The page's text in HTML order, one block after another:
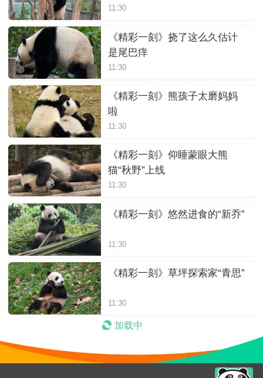
11:30
《精彩一刻》挠了这么久估计
是尾巴痒
11:30
《精彩一刻》熊孩子太磨妈妈
啦
11:30
《精彩一刻》仰睡蒙眼大熊
猫“秋野”上线
11:30
《精彩一刻》悠然进食的“新乔”
11:30
《精彩一刻》草坪探索家“青思”
11:30
加载中